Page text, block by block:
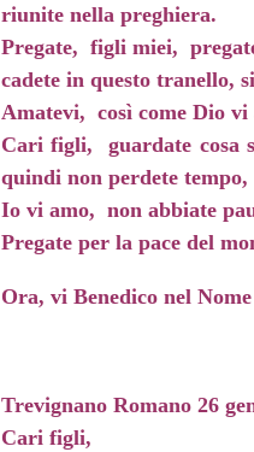
riunite nella preghiera.
Pregate, figli miei,
cadete in questo tranello,
Amatevi, così come Dio vi
Cari figli, guardate cosa
quindi non perdete
Io vi amo, non abbiate
Pregate per la pace del
Ora, vi Benedico nel
Trevignano Romano 26
Cari figli,